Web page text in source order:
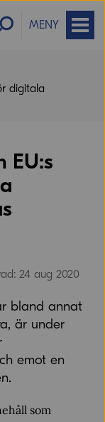
MENY
digitala
EU:s
24 aug 2020
bland annat
är under
emot en
som